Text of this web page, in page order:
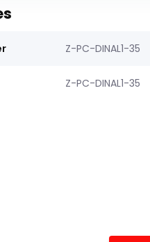
Z-PC-DINAL1-35
Z-PC-DINAL1-35